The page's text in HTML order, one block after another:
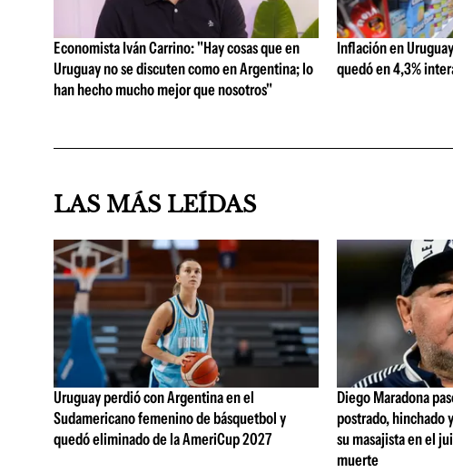
Economista Iván Carrino: "Hay cosas que en
Uruguay no se discuten como en Argentina; lo
han hecho mucho mejor que nosotros"
Inflación en
quedó en 4,3%
LAS MÁS LEÍDAS
Uruguay perdió con Argentina en el
Sudamericano femenino de básquetbol y
quedó eliminado de la AmeriCup 2027
Diego Maradona
postrado, hinchado
su masajista en el
muerte